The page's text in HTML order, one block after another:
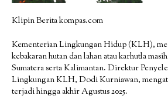
Klipin Berita kompas.com
Kementerian Lingkungan Hidup (KLH),
kebakaran hutan dan lahan atau karhutla
Sumatera serta Kalimantan. Direktur
Lingkungan KLH, Dodi Kurniawan,
terjadi hingga akhir Agustus 2025.